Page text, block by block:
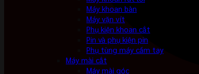
Máy khoan bàn
Máy vặn vít
Phụ kiện khoan cắt
Pin và phụ kiện pin
Phụ tùng máy cầm tay
Máy mài cắt
Máy mài góc